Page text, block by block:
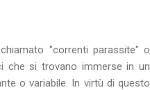
"correnti parassite" o
che si trovano immerse in un
o variabile. In virtù di questo